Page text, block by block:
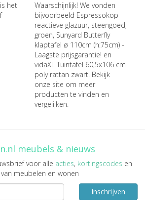
het
Waarschijnlijk! We vonden
bijvoorbeeld Espressokop
reactieve glazuur, steengoed,
groen, Sunyard Butterfly
klaptafel ø 110cm (h:75cm) -
Laagste prijsgarantie!en
vidaXL Tuintafel 60,5x106 cm
poly rattan zwart. Bekijk
onze site om meer
producten te vinden en
vergelijken.
meubels & nieuws
voor alle acties, kortingscodes en
meubelen en wonen
Inschrijven